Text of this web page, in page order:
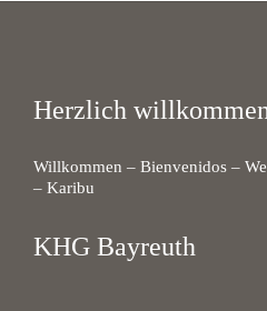
Herzlich
Willkommen – Bienvenidos –
– Karibu
KHG Bayreuth